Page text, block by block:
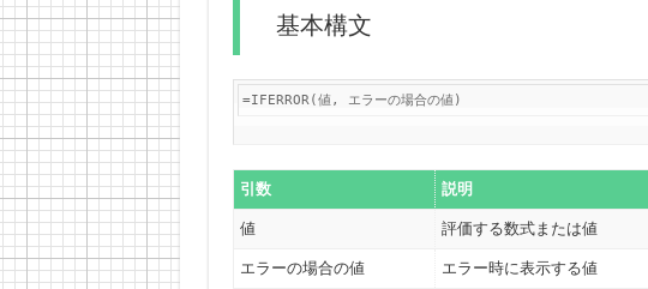
基本構文
=IFERROR(値, エラーの場合の値)
引数 説明
値 評価する数式または値
エラーの場合の値 エラー時に表示する値